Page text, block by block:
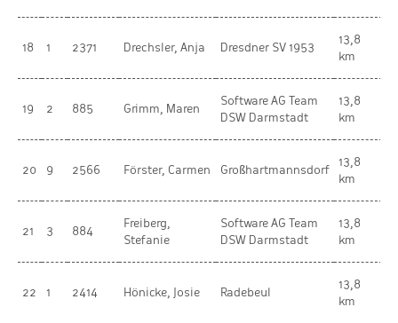
18 1 2371 Drechsler, Anja Dresdner SV 1953
13,8
km
19 2 885 Grimm, Maren
Software AG Team
DSW Darmstadt
13,8
km
20 9 2566 Förster, Carmen Großhartmannsdorf
13,8
km
21 3 884
Freiberg,
Stefanie
Software AG Team
DSW Darmstadt
13,8
km
22 1 2414 Hönicke, Josie Radebeul
13,8
km